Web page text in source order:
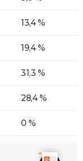
13,4 %
19,4 %
31,3 %
28,4 %
0 %